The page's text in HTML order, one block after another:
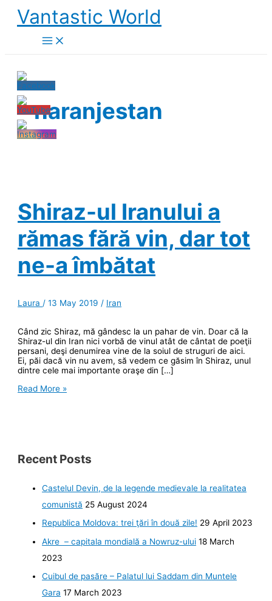
Skip
content
Vantastic World
naranjestan
Shiraz-ul Iranului a
rămas fără vin, dar tot
ne-a îmbătat
Laura /13 May 2019 / Iran
Când zic Shiraz, mă gândesc la un pahar de vin. Doar că la
Shiraz-ul din Iran nici vorbă de vinul atât de cântat de poeţii
persani, deşi denumirea vine de la soiul de struguri de aici.
Ei, păi dacă vin nu avem, să vedem ce găsim în Shiraz, unul
dintre cele mai importante oraşe din […]
Shiraz-
dar
tot
îmbătat
Read More »
Recent Posts
Castelul Devin, de la legende medievale la realitatea
comunistă 25 August 2024
Republica Moldova: trei ţări în două zile! 29 April 2023
Akre – capitala mondială a Nowruz-ului 18 March
2023
Cuibul de pasăre – Palatul lui Saddam din Muntele
Gara 17 March 2023